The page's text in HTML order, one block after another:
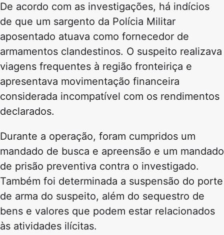
De acordo com as investigações, há indícios
de que um sargento da Polícia Militar
aposentado atuava como fornecedor de
armamentos clandestinos. O suspeito realizava
viagens frequentes à região fronteiriça e
apresentava movimentação financeira
considerada incompatível com os rendimentos
declarados.
Durante a operação, foram cumpridos um
mandado de busca e apreensão e um mandado
de prisão preventiva contra o investigado.
Também foi determinada a suspensão do porte
de arma do suspeito, além do sequestro de
bens e valores que podem estar relacionados
às atividades ilícitas.